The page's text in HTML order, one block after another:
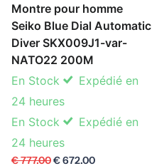
Montre pour homme
Seiko Blue Dial Automatic
Diver SKX009J1-var-
NATO22 200M
En Stock
Expédié en
24 heures
En Stock
Expédié en
24 heures
€ 777.00€ 672.00